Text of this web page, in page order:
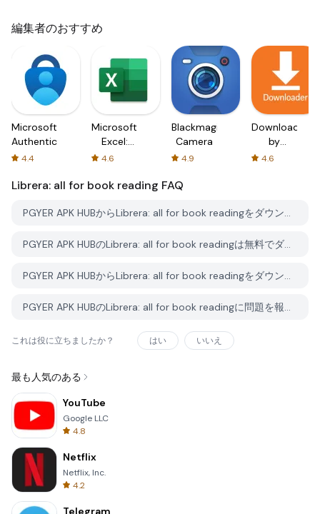
編集者のおすすめ
Microsoft
Authenticator
4.4
Microsoft
Excel:
Spreadsheets
4.6
Blackmagic
Camera
4.9
Downloader
by
AFTVnews
4.6
Librera: all for book reading FAQ
PGYER APK HUBからLibrera: all for book readingをダウンロードする方法は？
PGYER APK HUBのLibrera: all for book readingは無料でダウンロードできますか？
PGYER APK HUBからLibrera: all for book readingをダウンロードするにはアカウントが必要ですか？
PGYER APK HUBのLibrera: all for book readingに問題を報告する方法は？
これは役に立ちましたか？ はい いいえ
最も人気のある
YouTube
Google LLC
4.8
Netflix
Netflix, Inc.
4.2
Telegram